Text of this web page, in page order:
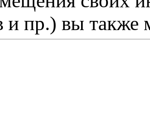
и пр.) вы также